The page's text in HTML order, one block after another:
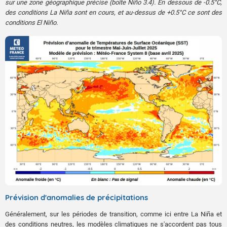
sur une zone géographique précise (boîte Niño 3.4). En dessous de -0.5°C,
des conditions La Niña sont en cours, et au-dessus de +0.5°C ce sont des
conditions El Niño.
Prévision d'anomalies de précipitations
Généralement, sur les périodes de transition, comme ici entre La Niña et
des conditions neutres, les modèles climatiques ne s'accordent pas tous